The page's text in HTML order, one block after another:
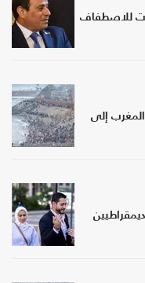
للاصطفاف
إلى